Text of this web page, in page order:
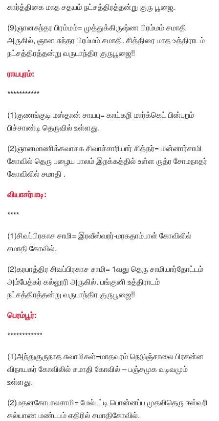
கார்த்திகை மாத சதயம் நட்சத்திரத்தன்று குரு பூஜை.
(9)ஞானசுந்தர பிரம்மம்= முத்துக்கிருஷ்ண பிரம்மம் சமாதி
அருகில், ஞான சுந்தர பிரம்மம் சமாதி. சித்திரை மாத உத்திராடம்
நட்சத்திரத்தன்று வருடாந்திர குருபூஜை!!
ராயபுரம்:
***********
(1)குணங்குடி மஸ்தான் சாயபு= காய்கறி மார்க்கெட் பின்புறம்
பிச்சாண்டி தெருவில் உள்ளது.
(2)ஞானமாணிக்கவாசக சிவாச்சாரியார் சித்தர்= மன்னார்சாமி
கோவில் தெரு பழைய பாலம் இறக்கத்தில் உள்ள ருத்ர சோமநாதர்
கோவிலில் சமாதி .
வியாசர்பாடி:
****
(1)சிவப்பிரகாச சாமி= இரவீஸ்வரர்-மரகதாம்பாள் கோவிலில்
சமாதி கோவில்.
(2)கரபாத்திர சிவப்பிரகாச சாமி= 1வது தெரு சாமியார்தோட்டம்
அம்பேத்கர் கல்லூரி அருகில். பங்குனி உத்திராடம்
நட்சத்திரத்தன்று வருடாந்திர குருபூஜை!!
பெரம்பூர்:
************
(1)அந்துகுருநாத சுவாமிகள்=மாதவரம் நெடுஞ்சாலை பிரசன்ன
விநாயகர் கோவிலில் சமாதி கோவில் – பஞ்சமுக வடிவமும்
உள்ளது.
(2)மதனகோபாலசாமி= மேல்பட்டி பொன்னப்ப முதலிதெரு ஈஸ்வரி
கல்யாண மண்டபம் எதிரில் சமாதிகோவில்.